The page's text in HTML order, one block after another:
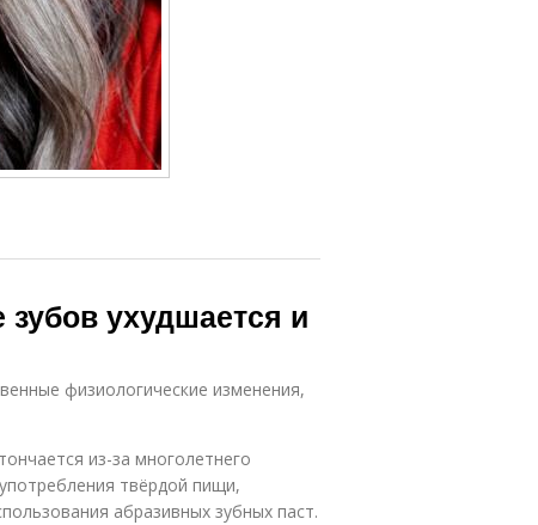
ухудшается и
физиологические изменения,
из-за многолетнего
твёрдой пищи,
абразивных зубных паст.